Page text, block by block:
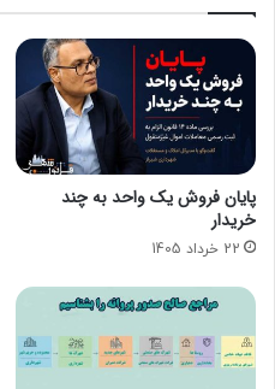
پایان فروش یک واحد به چند
خریدار
22 خرداد 1405